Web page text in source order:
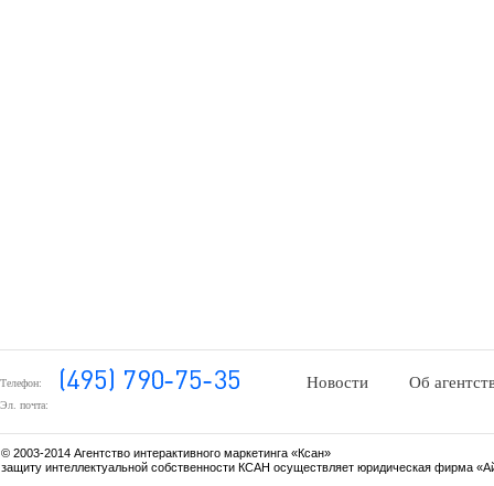
Телефон:
Эл. почта:
Новости Об
© 2003-2014 Агентство интерактивного маркетинга «Ксан»
защиту интеллектуальной собственности КСАН осуществляет юридическая фирма